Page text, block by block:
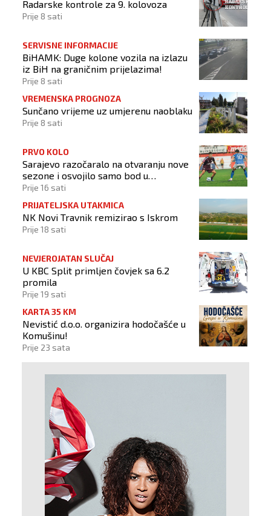
Radarske kontrole za 9. kolovoza
Prije 8 sati
SERVISNE INFORMACIJE
BiHAMK: Duge kolone vozila na izlazu
iz BiH na graničnim prijelazima!
Prije 8 sati
VREMENSKA PROGNOZA
Sunčano vrijeme uz umjerenu naoblaku
Prije 8 sati
PRVO KOLO
Sarajevo razočaralo na otvaranju nove
sezone i osvojilo samo bod u
Vrapčićima
Prije 16 sati
PRIJATELJSKA UTAKMICA
NK Novi Travnik remizirao s Iskrom
Prije 18 sati
NEVJEROJATAN SLUČAJ
U KBC Split primljen čovjek sa 6.2
promila
Prije 19 sati
KARTA 35 KM
Nevistić d.o.o. organizira hodočašće u
Komušinu!
Prije 23 sata